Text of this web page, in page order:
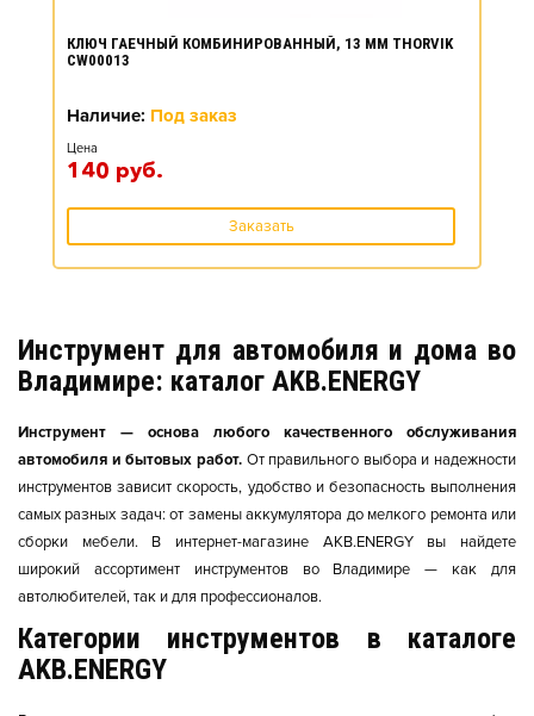
КЛЮЧ ГАЕЧНЫЙ КОМБИНИРОВАННЫЙ, 13 ММ THORVIK
CW00013
Наличие: Под заказ
Цена
140 руб.
Заказать
Инструмент для автомобиля и дома во
Владимире: каталог AKB.ENERGY
Инструмент — основа любого качественного обслуживания
автомобиля и бытовых работ.От правильного выбора и надежности
инструментов зависит скорость, удобство и безопасность выполнения
самых разных задач: от замены аккумулятора до мелкого ремонта или
сборки мебели. В интернет-магазине AKB.ENERGY вы найдете
широкий ассортимент инструментов во Владимире — как для
автолюбителей, так и для профессионалов.
Категории инструментов в каталоге
AKB.ENERGY